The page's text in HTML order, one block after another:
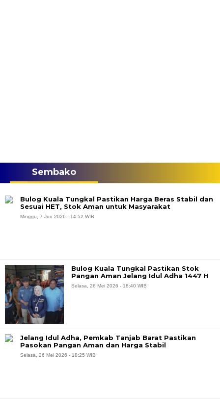
Sembako
Bulog Kuala Tungkal Pastikan Harga Beras Stabil dan
Sesuai HET, Stok Aman untuk Masyarakat
Minggu, 7 Jun 2026 - 14:52 WIB
Bulog Kuala Tungkal Pastikan Stok
Pangan Aman Jelang Idul Adha 1447 H
Selasa, 26 Mei 2026 - 18:40 WIB
Jelang Idul Adha, Pemkab Tanjab Barat Pastikan
Pasokan Pangan Aman dan Harga Stabil
Selasa, 26 Mei 2026 - 18:25 WIB